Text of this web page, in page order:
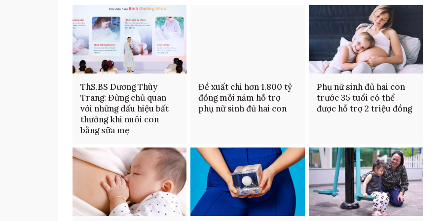
ThS.BS Dương Thùy
Trang: Đừng chủ quan
với những dấu hiệu bất
thường khi nuôi con
bằng sữa mẹ
Đề xuất chi hơn 1.800 tỷ
đồng mỗi năm hỗ trợ
phụ nữ sinh đủ hai con
Phụ nữ sinh đủ hai con
trước 35 tuổi có thể
được hỗ trợ 2 triệu đồng